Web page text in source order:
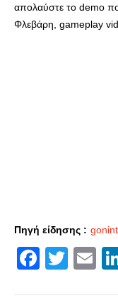
απολαύστε το demo
Φλεβάρη, gameplay
Πηγή είδησης :